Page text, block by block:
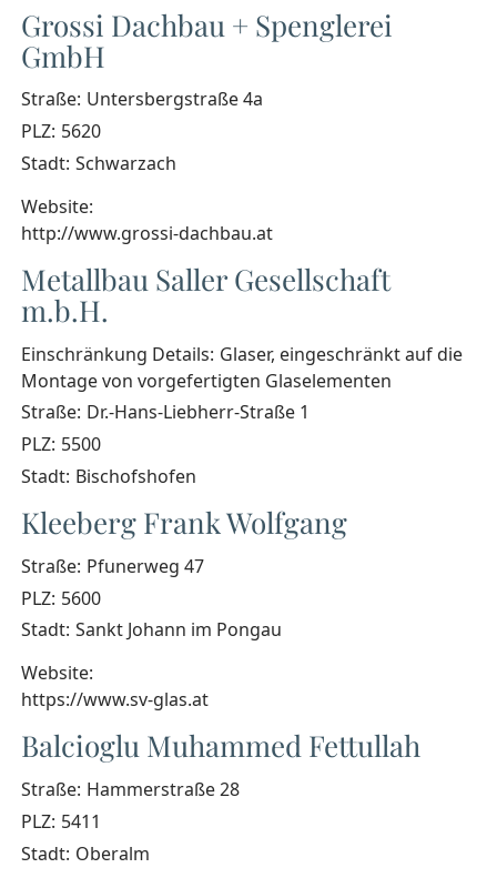
Grossi Dachbau + Spenglerei
GmbH
Straße: Untersbergstraße 4a
PLZ: 5620
Stadt: Schwarzach
Website:
http://www.grossi-dachbau.at
Metallbau Saller Gesellschaft
m.b.H.
Einschränkung Details: Glaser, eingeschränkt auf die
Montage von vorgefertigten Glaselementen
Straße: Dr.-Hans-Liebherr-Straße 1
PLZ: 5500
Stadt: Bischofshofen
Kleeberg Frank Wolfgang
Straße: Pfunerweg 47
PLZ: 5600
Stadt: Sankt Johann im Pongau
Website:
https://www.sv-glas.at
Balcioglu Muhammed Fettullah
Straße: Hammerstraße 28
PLZ: 5411
Stadt: Oberalm